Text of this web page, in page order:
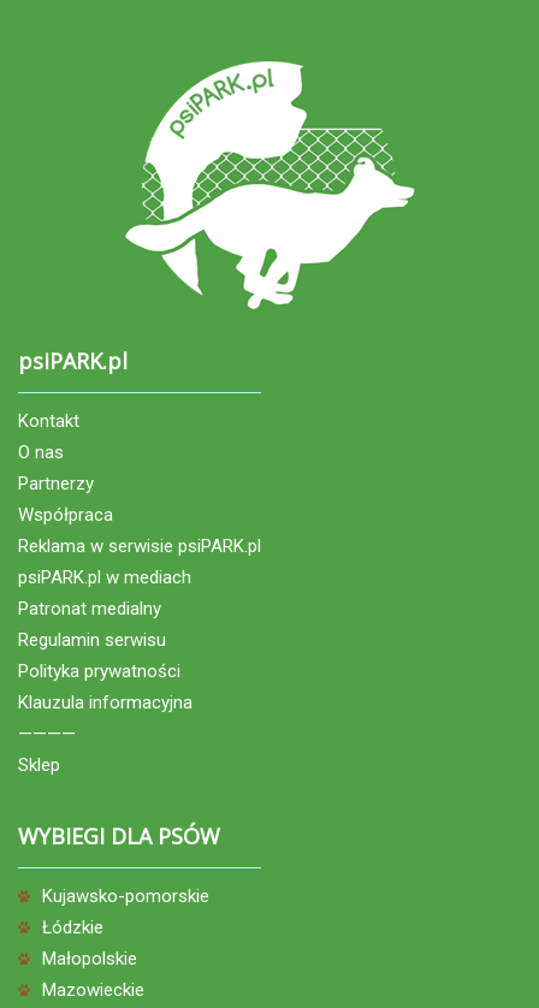
psiPARK.pl
Kontakt
O nas
Partnerzy
Współpraca
Reklama w serwisie psiPARK.pl
psiPARK.pl w mediach
Patronat medialny
Regulamin serwisu
Polityka prywatności
Klauzula informacyjna
————
Sklep
WYBIEGI DLA PSÓW
Kujawsko-pomorskie
Łódzkie
Małopolskie
Mazowieckie